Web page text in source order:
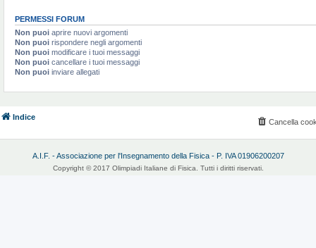
PERMESSI FORUM
Non puoi aprire nuovi argomenti
Non puoi rispondere negli argomenti
Non puoi modificare i tuoi messaggi
Non puoi cancellare i tuoi messaggi
Non puoi inviare allegati
Indice
Cancella
A.I.F. - Associazione per l'Insegnamento della Fisica - P. IVA 01906200207
Copyright © 2017 Olimpiadi Italiane di Fisica. Tutti i diritti riservati.